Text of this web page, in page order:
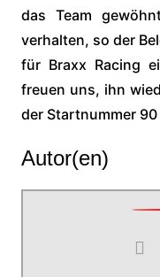
das Team
verhalten, so der
für Braxx Racing
freuen uns, ihn
der Startnummer
Autor(en)